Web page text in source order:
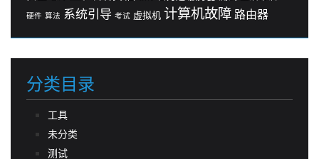
硬件 算法 系统引导 考试 虚拟机 计算机故障 路由器
分类目录
工具
未分类
测试